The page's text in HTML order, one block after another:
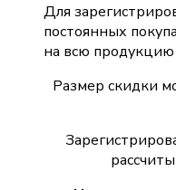
Для
постоянных
на всю
Размер скидки